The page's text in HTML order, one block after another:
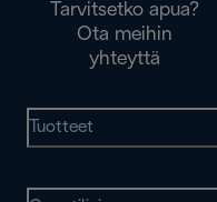
Tarvitsetko apua?
Ota meihin
yhteyttä
Tuotteet